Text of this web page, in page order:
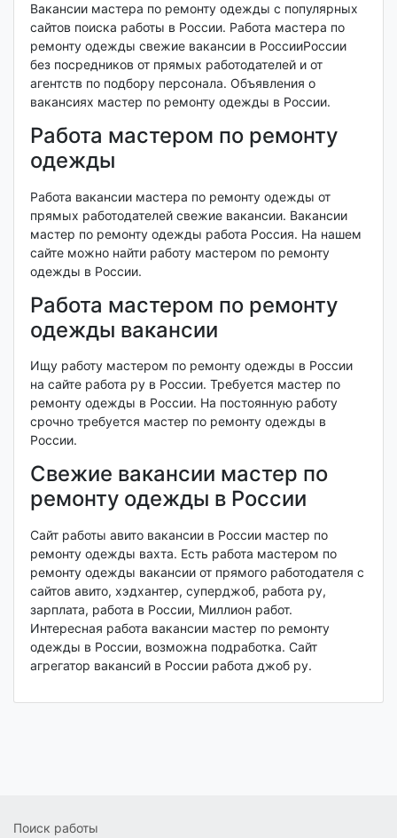
Вакансии мастера по ремонту одежды с популярных
сайтов поиска работы в России. Работа мастера по
ремонту одежды свежие вакансии в РоссииРоссии
без посредников от прямых работодателей и от
агентств по подбору персонала. Объявления о
вакансиях мастер по ремонту одежды в России.
Работа мастером по ремонту
одежды
Работа вакансии мастера по ремонту одежды от
прямых работодателей свежие вакансии. Вакансии
мастер по ремонту одежды работа Россия. На нашем
сайте можно найти работу мастером по ремонту
одежды в России.
Работа мастером по ремонту
одежды вакансии
Ищу работу мастером по ремонту одежды в России
на сайте работа ру в России. Требуется мастер по
ремонту одежды в России. На постоянную работу
срочно требуется мастер по ремонту одежды в
России.
Свежие вакансии мастер по
ремонту одежды в России
Сайт работы авито вакансии в России мастер по
ремонту одежды вахта. Есть работа мастером по
ремонту одежды вакансии от прямого работодателя с
сайтов авито, хэдхантер, суперджоб, работа ру,
зарплата, работа в России, Миллион работ.
Интересная работа вакансии мастер по ремонту
одежды в России, возможна подработка. Сайт
агрегатор вакансий в России работа джоб ру.
Поиск работы